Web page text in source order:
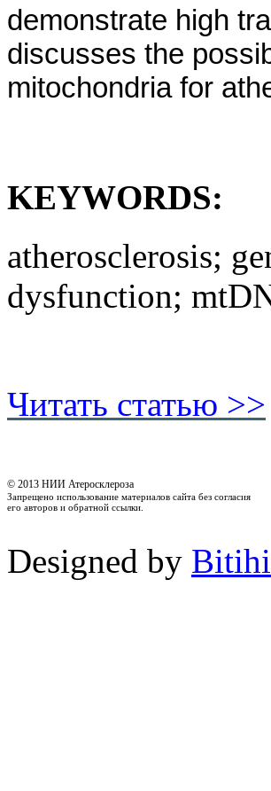
demonstrate high
discusses the
mitochondria for
KEYWORDS:
atherosclerosis;
dysfunction;
Читать статью >>
© 2013 НИИ Атеросклероза
Запрещено использование материалов сайта без согласия
его авторов и обратной ссылки.
Designed by